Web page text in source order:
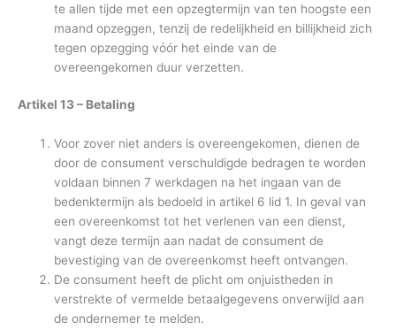
te allen tijde met een opzegtermijn van ten hoogste een
maand opzeggen, tenzij de redelijkheid en billijkheid zich
tegen opzegging vóór het einde van de
overeengekomen duur verzetten.
Artikel 13 – Betaling
Voor zover niet anders is overeengekomen, dienen de
door de consument verschuldigde bedragen te worden
voldaan binnen 7 werkdagen na het ingaan van de
bedenktermijn als bedoeld in artikel 6 lid 1. In geval van
een overeenkomst tot het verlenen van een dienst,
vangt deze termijn aan nadat de consument de
bevestiging van de overeenkomst heeft ontvangen.
De consument heeft de plicht om onjuistheden in
verstrekte of vermelde betaalgegevens onverwijld aan
de ondernemer te melden.